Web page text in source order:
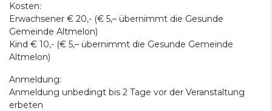
Kosten:
Erwachsener € 20,- (€ 5,– übernimmt die Gesunde
Gemeinde Altmelon)
Kind € 10,- (€ 5,– übernimmt die Gesunde Gemeinde
Altmelon)
Anmeldung:
Anmeldung unbedingt bis 2 Tage vor der Veranstaltung
erbeten